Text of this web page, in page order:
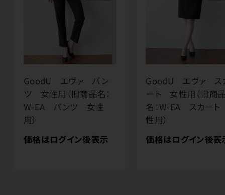
GoodU エヴァ パン
ツ 女性用（旧商品名：
W-EA パンツ 女性
用）
価格はログイン後表示
GoodU エヴァ ス
ート 女性用（旧商
名：W-EA スカー
性用）
価格はログイン後表